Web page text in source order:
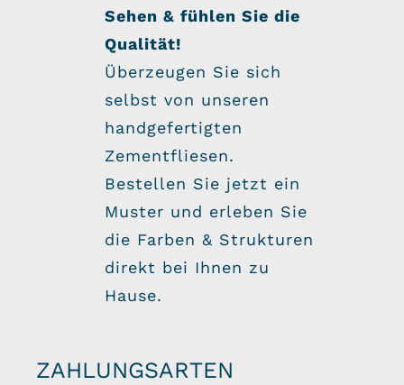
Sehen & fühlen Sie die
Qualität!
Überzeugen Sie sich
selbst von unseren
handgefertigten
Zementfliesen.
Bestellen Sie jetzt ein
Muster und erleben Sie
die Farben & Strukturen
direkt bei Ihnen zu
Hause.
ZAHLUNGSARTEN